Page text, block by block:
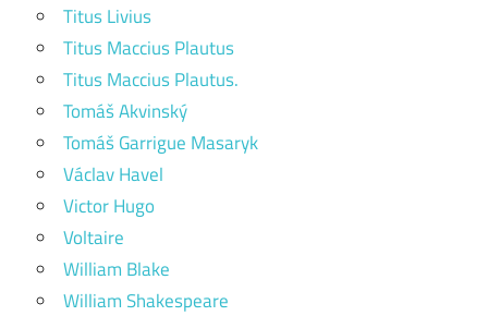
Titus Livius
Titus Maccius Plautus
Titus Maccius Plautus.
Tomáš Akvinský
Tomáš Garrigue Masaryk
Václav Havel
Victor Hugo
Voltaire
William Blake
William Shakespeare